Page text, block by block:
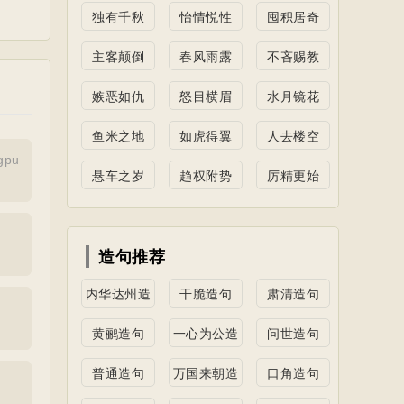
独有千秋 怡情悦性 囤积居奇
主客颠倒 春风雨露 不吝赐教
嫉恶如仇 怒目横眉 水月镜花
鱼米之地 如虎得翼 人去楼空
悬车之岁 趋权附势 厉精更始
造句推荐
内华达州造
干脆造句 肃清造句
黄鹂造句
一心为公造
问世造句
普通造句
万国来朝造
口角造句